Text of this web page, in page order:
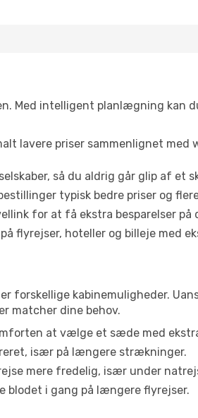
Med intelligent planlægning kan
lavere priser sammenlignet med
så du aldrig går glip af et
typisk bedre priser og
for at få ekstra besparelser på
flyrejser, hoteller og billeje med
forskellige kabinemuligheder.
matcher dine behov.
at vælge et sæde med
især på længere strækninger.
mere fredelig, især under
blodet i gang på længere flyrejser.